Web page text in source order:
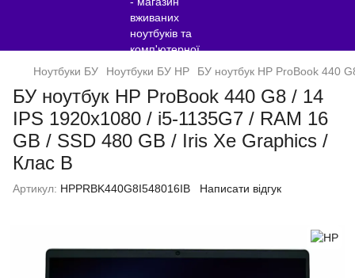
Ноутбуки БУ Ноутбуки БУ HP БУ ноутбук HP ProBook 440
БУ ноутбук HP ProBook 440 G8 / 14
IPS 1920x1080 / i5-1135G7 / RAM 16
GB / SSD 480 GB / Iris Xe Graphics /
Клас B
Артикул: HPPRBK440G8I548016IB Написати відгук